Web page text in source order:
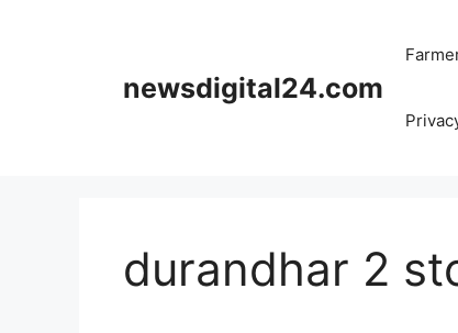
newsdigital24.com
durandhar 2